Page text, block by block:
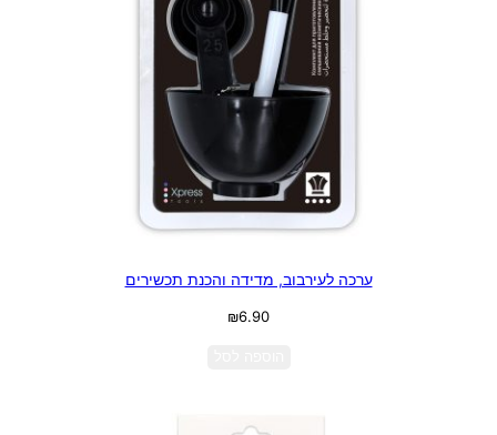
ערכה לעירבוב, מדידה והכנת תכשירים
₪6.90